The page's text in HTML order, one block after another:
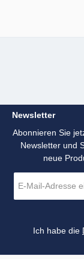
Newsletter
Abonnieren Sie
Newsletter und
neue
Mail-
*
Ich habe die